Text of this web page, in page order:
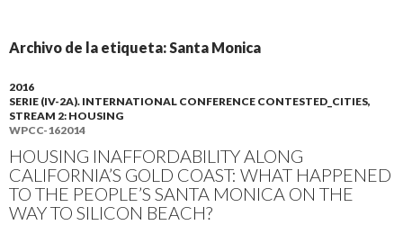
Archivo de la etiqueta: Santa Monica
2016
SERIE (IV-2A). INTERNATIONAL CONFERENCE CONTESTED_CITIES,
STREAM 2: HOUSING
WPCC-162014
HOUSING INAFFORDABILITY ALONG
CALIFORNIA’S GOLD COAST: WHAT HAPPENED
TO THE PEOPLE’S SANTA MONICA ON THE
WAY TO SILICON BEACH?